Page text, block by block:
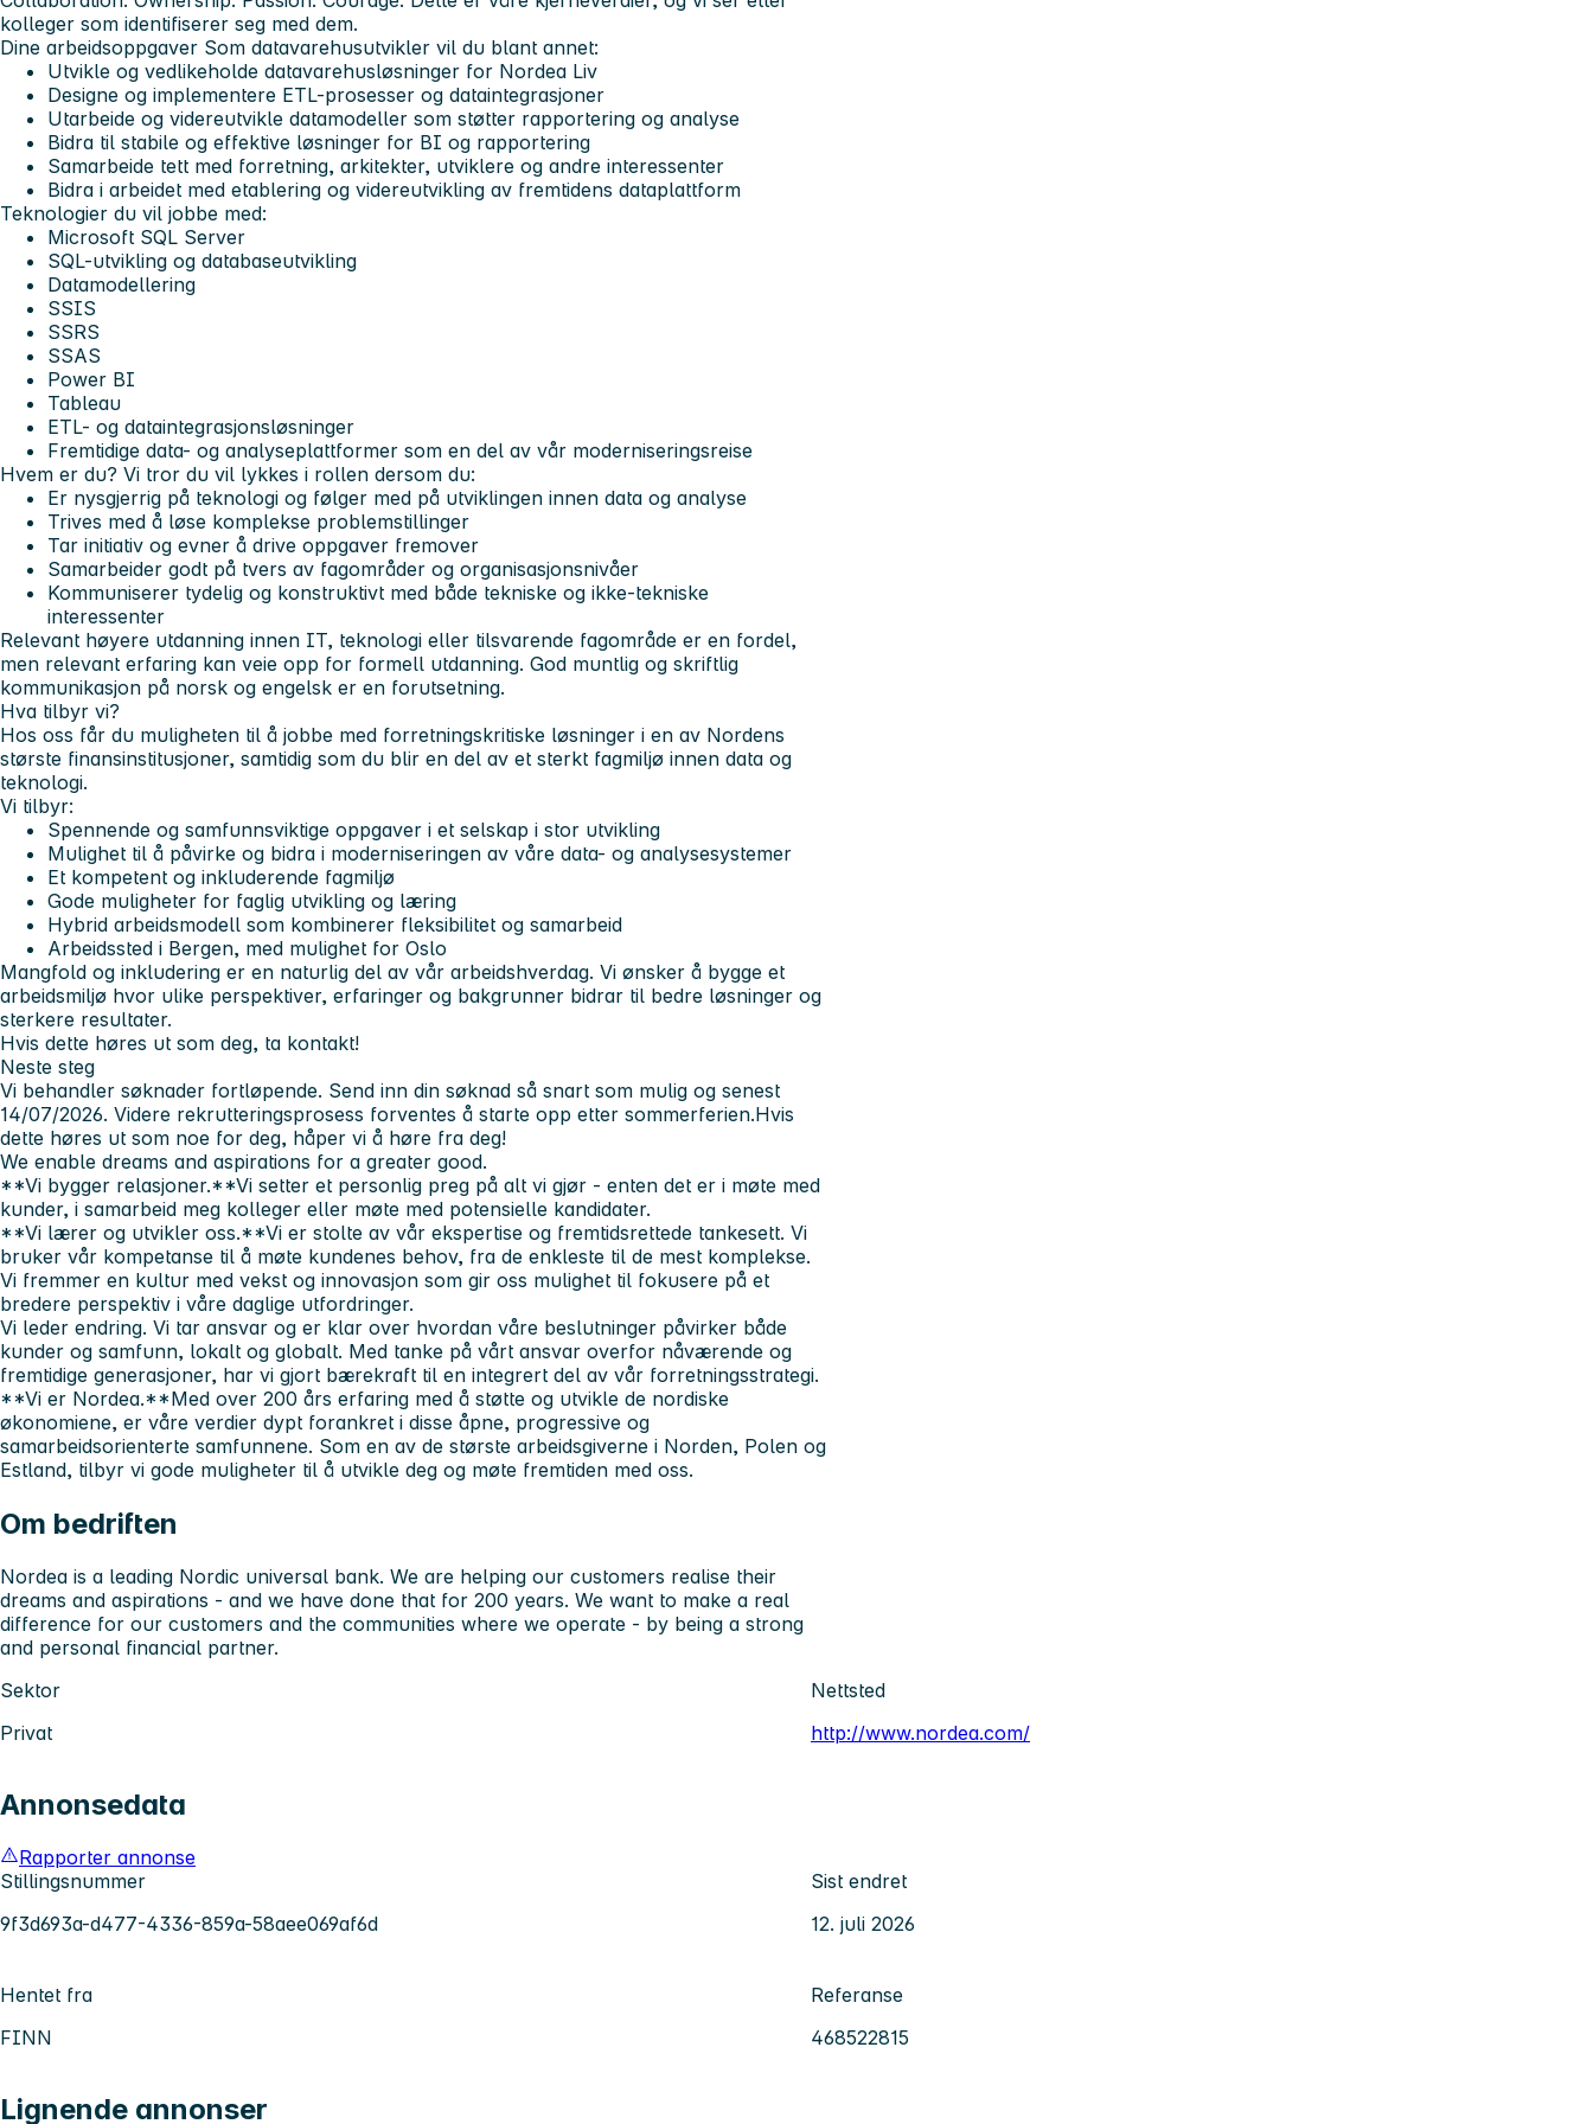
kolleger som identifiserer seg med dem.
Dine arbeidsoppgaver Som datavarehusutvikler vil du blant annet:
Utvikle og vedlikeholde datavarehusløsninger for Nordea Liv
Designe og implementere ETL-prosesser og dataintegrasjoner
Utarbeide og videreutvikle datamodeller som støtter rapportering og analyse
Bidra til stabile og effektive løsninger for BI og rapportering
Samarbeide tett med forretning, arkitekter, utviklere og andre interessenter
Bidra i arbeidet med etablering og videreutvikling av fremtidens dataplattform
Teknologier du vil jobbe med:
Microsoft SQL Server
SQL-utvikling og databaseutvikling
Datamodellering
SSIS
SSRS
SSAS
Power BI
Tableau
ETL- og dataintegrasjonsløsninger
Fremtidige data- og analyseplattformer som en del av vår moderniseringsreise
Hvem er du? Vi tror du vil lykkes i rollen dersom du:
Er nysgjerrig på teknologi og følger med på utviklingen innen data og analyse
Trives med å løse komplekse problemstillinger
Tar initiativ og evner å drive oppgaver fremover
Samarbeider godt på tvers av fagområder og organisasjonsnivåer
Kommuniserer tydelig og konstruktivt med både tekniske og ikke-tekniske
interessenter
Relevant høyere utdanning innen IT, teknologi eller tilsvarende fagområde er en fordel,
men relevant erfaring kan veie opp for formell utdanning. God muntlig og skriftlig
kommunikasjon på norsk og engelsk er en forutsetning.
Hva tilbyr vi?
Hos oss får du muligheten til å jobbe med forretningskritiske løsninger i en av Nordens
største finansinstitusjoner, samtidig som du blir en del av et sterkt fagmiljø innen data og
teknologi.
Vi tilbyr:
Spennende og samfunnsviktige oppgaver i et selskap i stor utvikling
Mulighet til å påvirke og bidra i moderniseringen av våre data- og analysesystemer
Et kompetent og inkluderende fagmiljø
Gode muligheter for faglig utvikling og læring
Hybrid arbeidsmodell som kombinerer fleksibilitet og samarbeid
Arbeidssted i Bergen, med mulighet for Oslo
Mangfold og inkludering er en naturlig del av vår arbeidshverdag. Vi ønsker å bygge et
arbeidsmiljø hvor ulike perspektiver, erfaringer og bakgrunner bidrar til bedre løsninger og
sterkere resultater.
Hvis dette høres ut som deg, ta kontakt!
Neste steg
Vi behandler søknader fortløpende. Send inn din søknad så snart som mulig og senest
14/07/2026. Videre rekrutteringsprosess forventes å starte opp etter sommerferien.Hvis
dette høres ut som noe for deg, håper vi å høre fra deg!
We enable dreams and aspirations for a greater good.
**Vi bygger relasjoner.**Vi setter et personlig preg på alt vi gjør - enten det er i møte med
kunder, i samarbeid meg kolleger eller møte med potensielle kandidater.
**Vi lærer og utvikler oss.**Vi er stolte av vår ekspertise og fremtidsrettede tankesett. Vi
bruker vår kompetanse til å møte kundenes behov, fra de enkleste til de mest komplekse.
Vi fremmer en kultur med vekst og innovasjon som gir oss mulighet til fokusere på et
bredere perspektiv i våre daglige utfordringer.
Vi leder endring. Vi tar ansvar og er klar over hvordan våre beslutninger påvirker både
kunder og samfunn, lokalt og globalt. Med tanke på vårt ansvar overfor nåværende og
fremtidige generasjoner, har vi gjort bærekraft til en integrert del av vår forretningsstrategi.
**Vi er Nordea.**Med over 200 års erfaring med å støtte og utvikle de nordiske
økonomiene, er våre verdier dypt forankret i disse åpne, progressive og
samarbeidsorienterte samfunnene. Som en av de største arbeidsgiverne i Norden, Polen og
Estland, tilbyr vi gode muligheter til å utvikle deg og møte fremtiden med oss.
Om bedriften
Nordea is a leading Nordic universal bank. We are helping our customers realise their
dreams and aspirations - and we have done that for 200 years. We want to make a real
difference for our customers and the communities where we operate - by being a strong
and personal financial partner.
Sektor
Privat
Nettsted
http://www.nordea.com/
Annonsedata
Rapporter annonse
Stillingsnummer
9f3d693a-d477-4336-859a-58aee069af6d
Sist endret
12. juli 2026
Hentet fra
FINN
Referanse
468522815
Lignende annonser